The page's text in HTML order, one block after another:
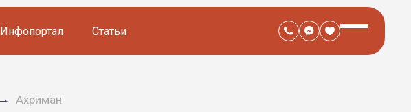
Инфопортал Статьи
Ахриман